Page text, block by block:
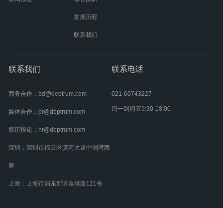
发展历程
联系我们
联系我们
商务合作：bd@deptrum.com
媒体合作：pr@deptrum.com
简历投递：hr@deptrum.com
深圳：深圳市福田区滨河大道中洲湾西
座
上海：上海市浦东新区金港路121号
联系电话
021-60743227
周一到周五9:30-18:00